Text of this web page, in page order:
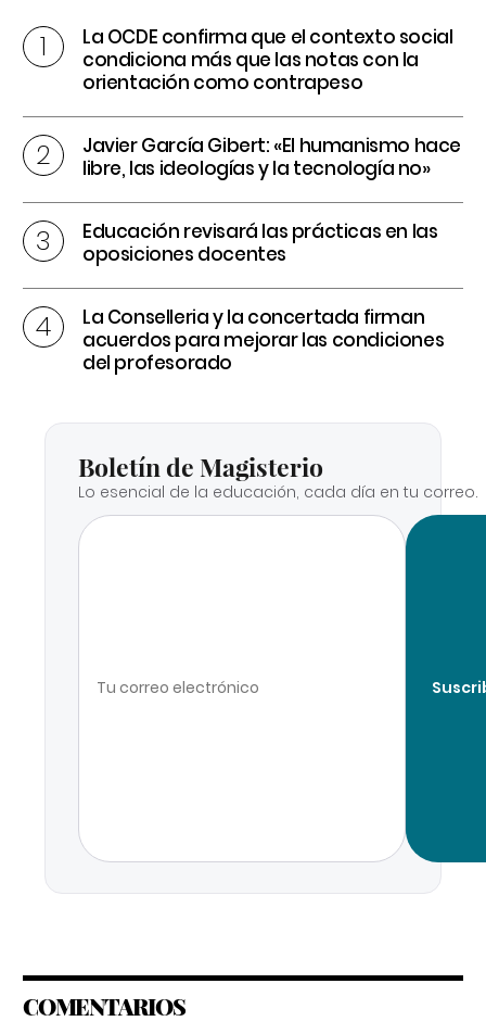
La OCDE confirma que el contexto social
condiciona más que las notas con la
orientación como contrapeso
Javier García Gibert: «El humanismo hace
libre, las ideologías y la tecnología no»
Educación revisará las prácticas en las
oposiciones docentes
La Conselleria y la concertada firman
acuerdos para mejorar las condiciones
del profesorado
Boletín de Magisterio
Lo esencial de la educación, cada día en tu correo.
COMENTARIOS